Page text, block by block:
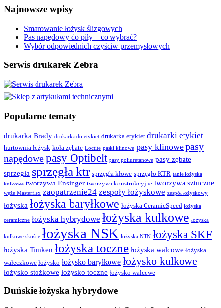
Najnowsze wpisy
Smarowanie łożysk ślizgowych
Pas napędowy do piły – co wybrać?
Wybór odpowiednich czyściw przemysłowych
Serwis drukarek Zebra
Popularne tematy
drukarka Brady drukarka do etykiet drukarka etykiet drukarki etykiet
hurtownia łożysk koła zębate Loctite paski klinowe pasy klinowe pasy
napędowepasy Optibelt pasy poliuretanowe pasy zębate
sprzęgła sprzęgła ktr sprzęgła kłowe sprzęgło KTR tanie łożyska
kulkowe tworzywa Ensinger tworzywa konstrukcyjne tworzywa sztuczne
węże Masterflex zaopatrzenie24 zespoły łożyskowe zespół łożyskowy
łożyska łożyska baryłkowe łożyska CeramicSpeed łożyska
ceramiczne łożyska hybrydowe łożyska kulkowe łożyska
kulkowe skośne łożyska NSK łożyska NTN łożyska SKF
łożyska Timken łożyska toczne łożyska walcowe łożyska
wałeczkowe łożysko łożysko baryłkowe łożysko kulkowe
łożysko stożkowe łożysko toczne łożysko walcowe
Duńskie łożyska hybrydowe